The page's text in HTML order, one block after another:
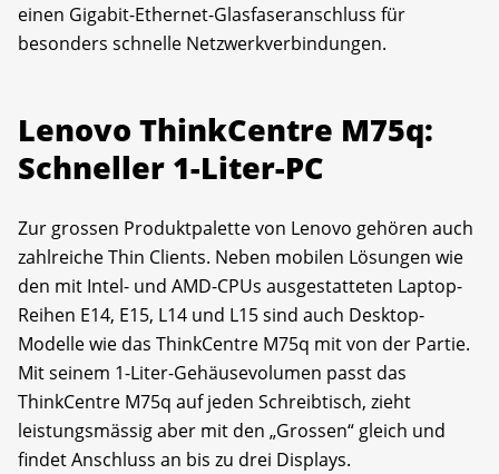
einen Gigabit-Ethernet-Glasfaseranschluss für
besonders schnelle Netzwerkverbindungen.
Lenovo ThinkCentre M75q:
Schneller 1-Liter-PC
Zur grossen Produktpalette von Lenovo gehören auch
zahlreiche Thin Clients. Neben mobilen Lösungen wie
den mit Intel- und AMD-CPUs ausgestatteten Laptop-
Reihen E14, E15, L14 und L15 sind auch Desktop-
Modelle wie das ThinkCentre M75q mit von der Partie.
Mit seinem 1-Liter-Gehäusevolumen passt das
ThinkCentre M75q auf je­den Schreibtisch, zieht
leistungsmässig aber mit den „Grossen“ gleich und
findet Anschluss an bis zu drei Displays.